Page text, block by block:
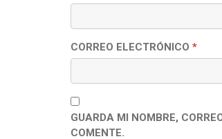
CORREO ELECTRÓNICO *
GUARDA MI NOMBRE,
COMENTE.